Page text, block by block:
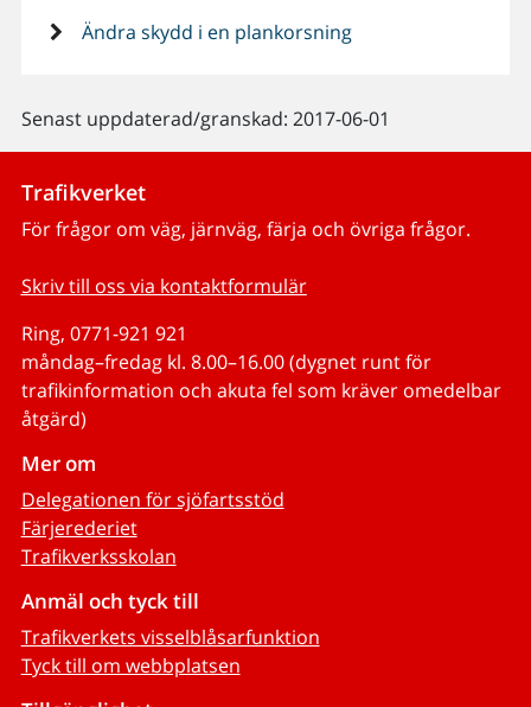
Ändra skydd i en plankorsning
Senast uppdaterad/granskad: 2017-06-01
Trafikverket
För frågor om väg, järnväg, färja och övriga frågor.
Skriv till oss via kontaktformulär
Ring, 0771-921 921
måndag–fredag kl. 8.00–16.00 (dygnet runt för
trafikinformation och akuta fel som kräver omedelbar
åtgärd)
Mer om
Delegationen för sjöfartsstöd
Färjerederiet
Trafikverksskolan
Anmäl och tyck till
Trafikverkets visselblåsarfunktion
Tyck till om webbplatsen